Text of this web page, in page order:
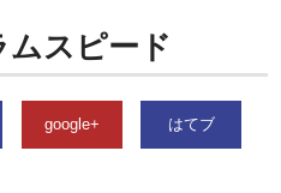
スピード
google+ はてブ